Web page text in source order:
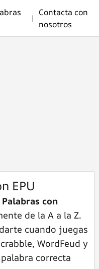
|
Contacta con
nosotros
EPU
con
de la A a la Z.
cuando juegas
WordFeud y
correcta